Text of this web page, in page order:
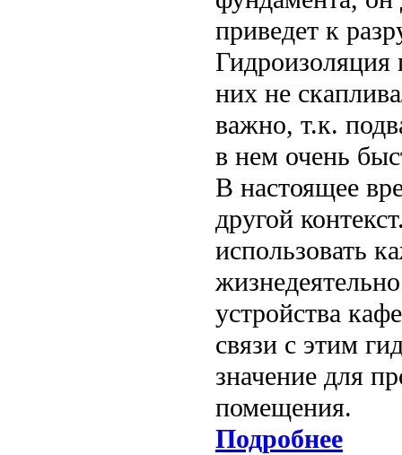
приведет к
Гидроизоляция
них не
важно, т.к.
в нем очень
В настоящее
другой
использовать
устройства
связи с этим
значение для
помещения.
Подробнее